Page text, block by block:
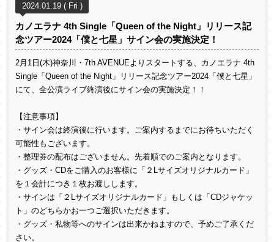
2024.01.19 ( Fri )
カノエラナ 4th Single「Queen of the Night」リリース記
念ツアー2024「僕と七星」サイン会の実施決定！
2月1日(木)神奈川・7th AVENUEよりスタートする、カノエラナ 4th
Single「Queen of the Night」リリース記念ツアー2024「僕と七星」
にて、全公演ライブ終演後にサイン会の実施決定！！
【注意事項】
・サイン会は終演後に行います。ご案内するまでにお待ちいただく
可能性もございます。
・整理券の配布はございません。先着順でのご案内となります。
・グッズ・CDをご購入のお客様に「２Lサイズオリジナルカード」
を１会計につき１枚お渡しします。
・サインは「２Lサイズオリジナルカード」もしくは「CDジャケッ
ト」のどちらかお一つご選択いただきます。
・グッズ・私物等へのサインは出来かねますので、予めご了承くだ
さい。